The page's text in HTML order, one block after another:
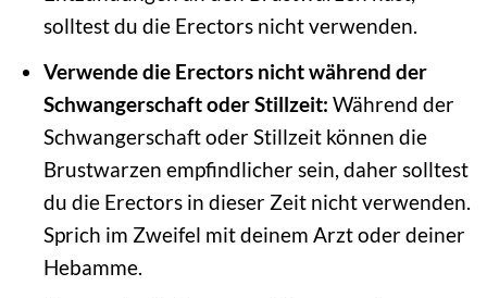
solltest du die Erectors nicht verwenden.
Verwende die Erectors nicht während der
Schwangerschaft oder Stillzeit: Während der
Schwangerschaft oder Stillzeit können die
Brustwarzen empfindlicher sein, daher solltest
du die Erectors in dieser Zeit nicht verwenden.
Sprich im Zweifel mit deinem Arzt oder deiner
Hebamme.